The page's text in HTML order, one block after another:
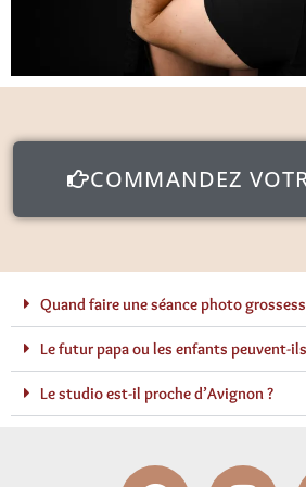
COMMANDEZ
Quand faire une séance photo
Le futur papa ou les enfants peuvent-
Le studio est-il proche d’Avignon ?